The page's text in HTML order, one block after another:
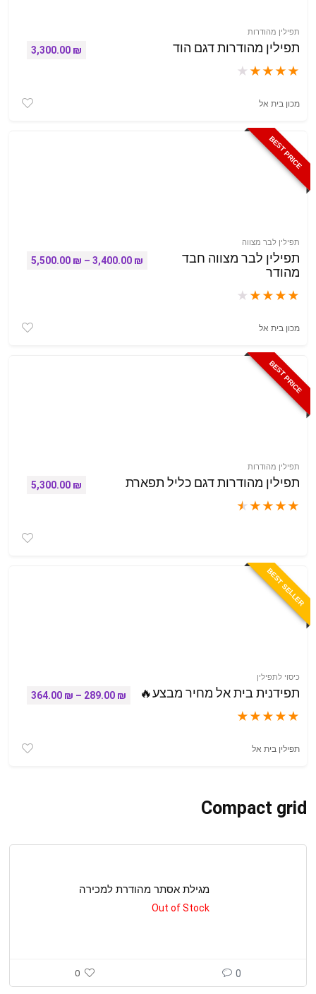
תפילין מהודרות
תפילין מהודרות דגם הוד
★
★
★
★
★
3,300.00 ₪
מכון בית אל
BEST PRICE
תפילין לבר מצווה
תפילין לבר מצווה חבד
מהודר
★
★
★
★
★
3,400.00 ₪
–
5,500.00 ₪ טווח מחירים:
מכון בית אל
BEST PRICE
תפילין מהודרות
תפילין מהודרות דגם כליל תפארת
★
★
★
★
★
5,300.00 ₪
BEST SELLER
כיסוי לתפילין
תפידנית בית אל מחיר מבצע🔥
★
★
★
★
★
289.00 ₪
–
364.00 ₪ טווח מחירים:
תפילין בית אל
Compact grid
מגילת אסתר מהודרת למכירה
Out of Stock
0 0